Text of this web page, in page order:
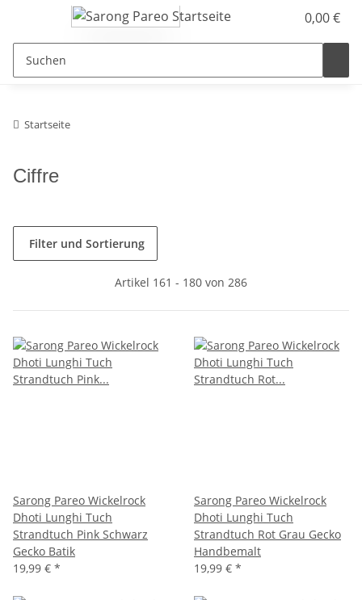
0,00 €
Startseite
Ciffre
Filter und Sortierung
Artikel 161 - 180 von 286
Sarong Pareo Wickelrock
Dhoti Lunghi Tuch
Strandtuch Pink Schwarz
Gecko Batik
19,99 € *
Sarong Pareo Wickelrock
Dhoti Lunghi Tuch
Strandtuch Rot Grau Gecko
Handbemalt
19,99 € *